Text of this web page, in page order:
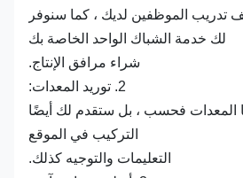
الموظفين لديك ، كما سنوفر
خدمة الشباك الواحد الخاصة بك
شراء مرافق الإنتاج.
فحسب ، بل ستقدم لك أيضًا
التركيب في الموقع
التعليمات والتوجيه كذلك.